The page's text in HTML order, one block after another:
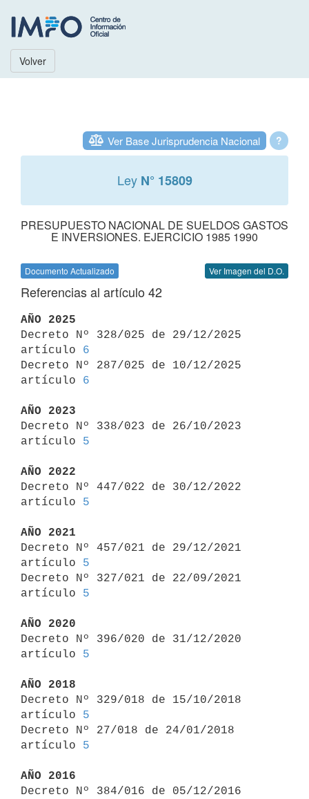
Volver
?
Ver Base Jurisprudencia Nacional
Ley N° 15809
PRESUPUESTO NACIONAL DE SUELDOS GASTOS
E INVERSIONES. EJERCICIO 1985 1990
Documento Actualizado Ver Imagen del D.O.
Referencias al artículo 42
AÑO 2025
Decreto Nº 328/025 de 29/12/2025
artículo 6
Decreto Nº 287/025 de 10/12/2025
artículo 6
AÑO 2023
Decreto Nº 338/023 de 26/10/2023
artículo 5
AÑO 2022
Decreto Nº 447/022 de 30/12/2022
artículo 5
AÑO 2021
Decreto Nº 457/021 de 29/12/2021
artículo 5
Decreto Nº 327/021 de 22/09/2021
artículo 5
AÑO 2020
Decreto Nº 396/020 de 31/12/2020
artículo 5
AÑO 2018
Decreto Nº 329/018 de 15/10/2018
artículo 5
Decreto Nº 27/018 de 24/01/2018
artículo 5
AÑO 2016
Decreto Nº 384/016 de 05/12/2016